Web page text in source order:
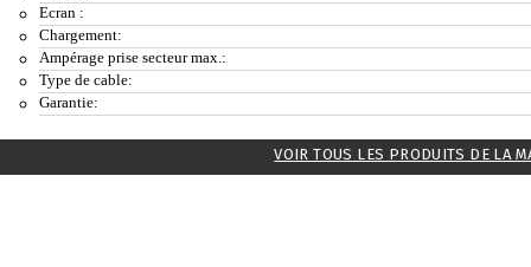
Ecran :
Chargement:
Ampérage prise secteur max.:
Type de cable:
Garantie:
VOIR TOUS LES PRODUITS DE LA